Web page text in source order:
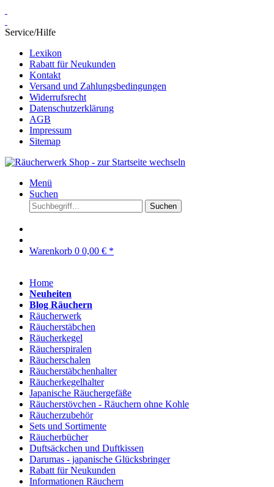
Service/Hilfe
Lexikon
Rabatt für Neukunden
Kontakt
Versand und Zahlungsbedingungen
Widerrufsrecht
Datenschutzerklärung
AGB
Impressum
Sitemap
Menü
Suchen
Suchen
Warenkorb 0 0,00 € *
Home
Neuheiten
Blog Räuchern
Räucherwerk
Räucherstäbchen
Räucherkegel
Räucherspiralen
Räucherschalen
Räucherstäbchenhalter
Räucherkegelhalter
Japanische Räuchergefäße
Räucherstövchen - Räuchern ohne Kohle
Räucherzubehör
Sets und Sortimente
Räucherbücher
Duftsäckchen und Duftkissen
Darumas - japanische Glücksbringer
Rabatt für Neukunden
Informationen Räuchern